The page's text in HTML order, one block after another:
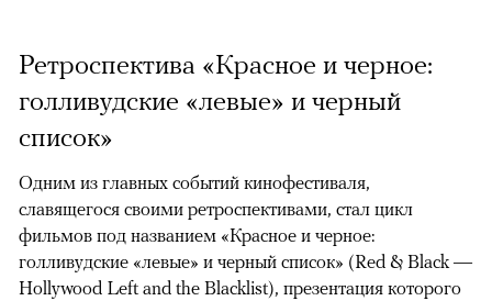
Ретроспектива «Красное и черное:
голливудские «левые» и черный
список»
Одним из главных событий кинофестиваля,
славящегося своими ретроспективами, стал цикл
фильмов под названием «Красное и черное:
голливудские «левые» и черный список» (Red & Black —
Hollywood Left and the Blacklist), презентация которого